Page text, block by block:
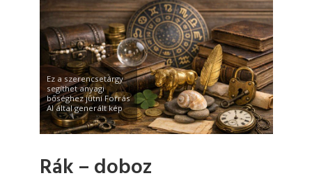
Ez a szerencsetárgy
segíthet anyagi
bőséghez jutni Forrás
AI által generált kép
Rák – doboz